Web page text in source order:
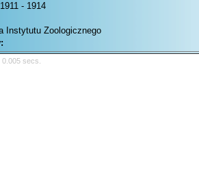
- 1914
Instytutu Zoologicznego
secs.